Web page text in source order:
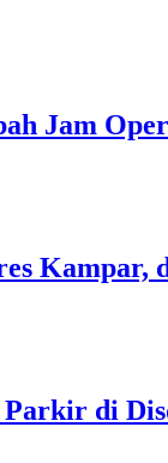
Jam
Kampar,
di